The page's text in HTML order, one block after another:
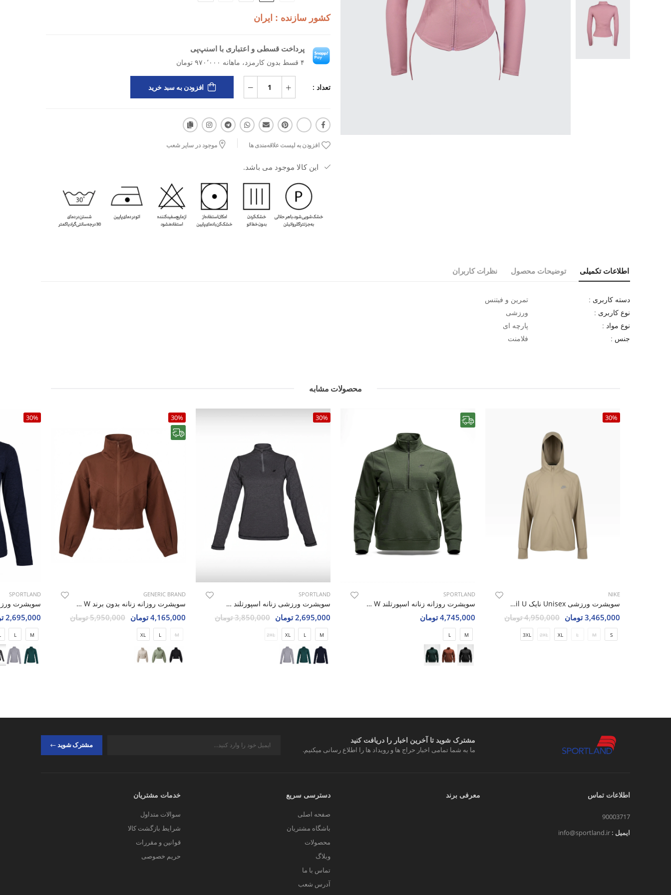
روزهای خنک پاییزی و چه برای گرم نگه‌داشتن عضلات پیش از تمرین، سویشرت زنانه اسپرتلند مدل
اگر به‌دنبال یک سویشرت ورزشی زنانه با طراحی کاربردی، کیفیت بالا و قیمت مناسب و خرید
اقساطی هستید، مدل Veltrix W از برند اسپورتلند، همان انتخابی است که انتظاراتتان را در باشگاه
یا تمرین‌های روزمره برآورده می‌کند. همین حالا می‌توانید آن را از فروشگاه اینترنتی اسپورتلند
سفارش دهید و با یک استایل راحت و حرفه‌ای، آماده‌ی هر تمرینی باشید.
کشور سازنده : ایران
پرداخت قسطی و اعتباری با اسنپ‌پی
۴ قسط بدون کارمزد، ماهانه ۹۷۰٬۰۰۰ تومان
تعداد : افزودن به سبد خرید
افزودن به لیست علاقه‌مندی ها موجود در سایر شعب
این کالا موجود می باشد.
اطلاعات تکمیلی توضیحات محصول نظرات کاربران
دسته کاربری : تمرین و فیتنس
نوع کاربری : ورزشی
نوع مواد : پارچه ای
جنس : فلامنت
محصولات مشابه
30%
NIKE
سویشرت ورزشی Unisex نایک Nike Pony Tail U
3,465,000 تومان 4,950,000 تومان
S
M
L
XL
2XL
3XL
SPORTLAND
سویشرت روزانه زنانه اسپورتلند SHIFT Rush W
4,745,000 تومان
M
L
30%
SPORTLAND
سویشرت ورزشی زنانه اسپورتلند SHIFT Dynamic W
2,695,000 تومان 3,850,000 تومان
M
L
XL
2XL
30%
GENERIC BRAND
سویشرت روزانه زنانه بدون برند Elle Fit W
4,165,000 تومان 5,950,000 تومان
M
L
XL
30%
SPORTLAND
2,695,000 تومان
M
L
مشترک شوید تا آخرین اخبار را دریافت کنید
ما به شما تمامی اخبار حراج ها و رویداد ها را اطلاع رسانی میکنیم.
مشترک شوید
اطلاعات تماس
90003717
ایمیل : info@sportland.ir
معرفی برند دسترسی سریع
صفحه اصلی
باشگاه مشتریان
محصولات
وبلاگ
تماس با ما
آدرس شعب
خدمات مشتریان
سوالات متداول
شرایط بازگشت کالا
قوانین و مقررات
حریم خصوصی